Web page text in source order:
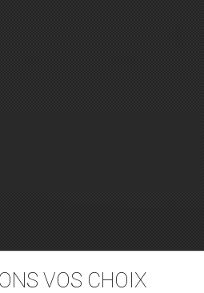
VOS CHOIX